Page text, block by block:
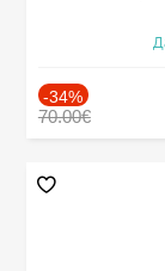
-34%
70.00€